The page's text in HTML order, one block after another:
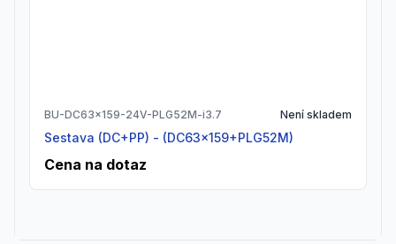
BU-DC63x159-24V-PLG52M-i3.7 Není skladem
Sestava (DC+PP) - (DC63x159+PLG52M)
Cena na dotaz